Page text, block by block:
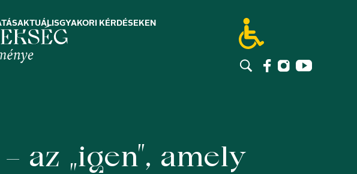
AKTUÁLISGYAKORI KÉRDÉSEK EN
az „igen”, amely